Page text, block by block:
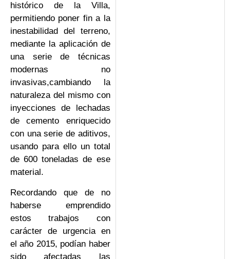
histórico de la Villa,
permitiendo poner fin a la
inestabilidad del terreno,
mediante la aplicación de
una serie de técnicas
modernas no
invasivas,cambiando la
naturaleza del mismo con
inyecciones de lechadas
de cemento enriquecido
con una serie de aditivos,
usando para ello un total
de 600 toneladas de ese
material.
Recordando que de no
haberse emprendido
estos trabajos con
carácter de urgencia en
el año 2015, podían haber
sido afectadas las